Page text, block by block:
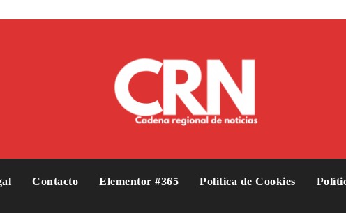
Contacto Elementor #365 Política de Cookies